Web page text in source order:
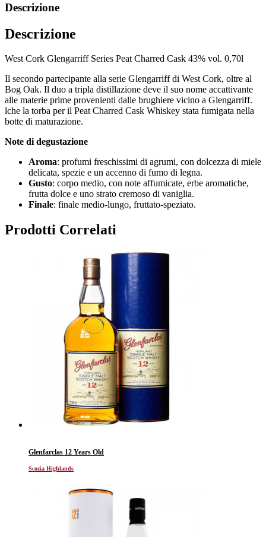
Descrizione
Descrizione
West Cork Glengarriff Series Peat Charred Cask 43% vol. 0,70l
Il secondo partecipante alla serie Glengarriff di West Cork, oltre al
Bog Oak. Il duo a tripla distillazione deve il suo nome accattivante
alle materie prime provenienti dalle brughiere vicino a Glengarriff.
lche la torba per il Peat Charred Cask Whiskey stata fumigata nella
botte di maturazione.
Note di degustazione
Aroma: profumi freschissimi di agrumi, con dolcezza di miele
delicata, spezie e un accenno di fumo di legna.
Gusto: corpo medio, con note affumicate, erbe aromatiche,
frutta dolce e uno strato cremoso di vaniglia.
Finale: finale medio-lungo, fruttato-speziato.
Prodotti Correlati
Glenfarclas 12 Years Old
Scozia Highlands